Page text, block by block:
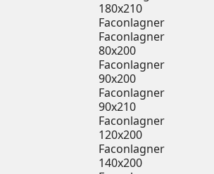
180x210
Faconlagner
Faconlagner
80x200
Faconlagner
90x200
Faconlagner
90x210
Faconlagner
120x200
Faconlagner
140x200